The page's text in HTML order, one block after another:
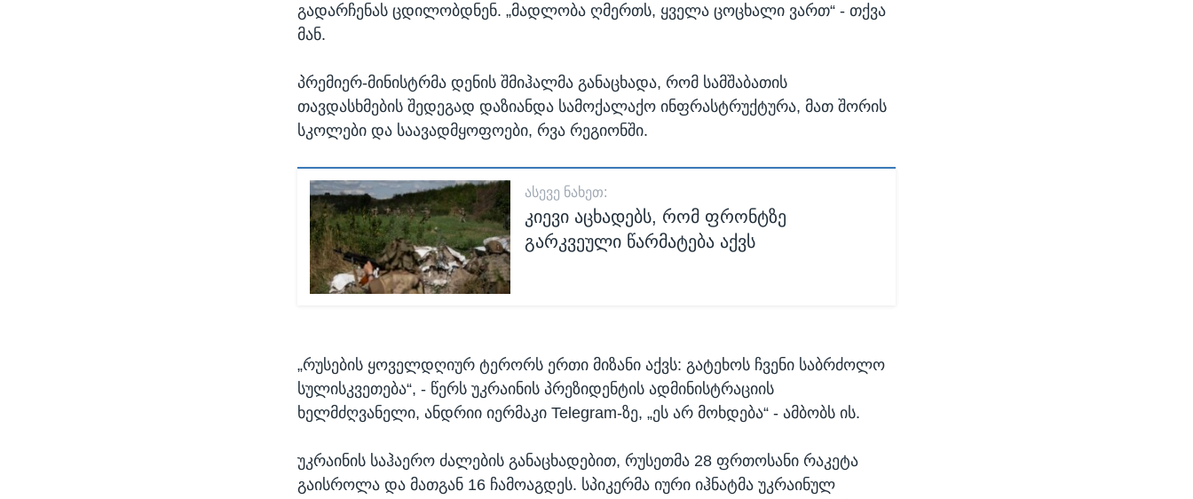
გადარჩენას ცდილობდნენ. „მადლობა ღმერთს, ყველა ცოცხალი ვართ“ - თქვა
მან.
პრემიერ-მინისტრმა დენის შმიჰალმა განაცხადა, რომ სამშაბათის
თავდასხმების შედეგად დაზიანდა სამოქალაქო ინფრასტრუქტურა, მათ შორის
სკოლები და საავადმყოფოები, რვა რეგიონში.
ᲐᲡᲔᲕᲔ ᲜᲐᲮᲔᲗ:
კიევი აცხადებს, რომ ფრონტზე
გარკვეული წარმატება აქვს
„რუსების ყოველდღიურ ტერორს ერთი მიზანი აქვს: გატეხოს ჩვენი საბრძოლო
სულისკვეთება“, - წერს უკრაინის პრეზიდენტის ადმინისტრაციის
ხელმძღვანელი, ანდრიი იერმაკი Telegram-ზე, „ეს არ მოხდება“ - ამბობს ის.
უკრაინის საჰაერო ძალების განაცხადებით, რუსეთმა 28 ფრთოსანი რაკეტა
გაისროლა და მათგან 16 ჩამოაგდეს. სპიკერმა იური იჰნატმა უკრაინულ